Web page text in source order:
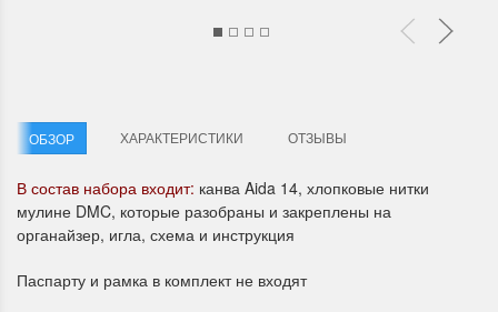
Летние Скидки
!! СКИДКА 20% ‼️ с 1 до 3 июня в
честь первого летнего дня
Чудетство...
Раритеты Дим.
ОБЗОР ХАРАКТЕРИСТИКИ ОТЗЫВЫ
В состав набора входит: канва Aida 14, хлопковые нитки
мулине DMC, которые разобраны и закреплены на
органайзер, игла, схема и инструкция
Паспарту и рамка в комплект не входят